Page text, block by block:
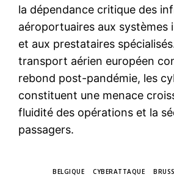
la dépendance critique des
aéroportuaires aux systèmes
et aux prestataires
transport aérien européen
rebond post-pandémie, les
constituent une menace
fluidité des opérations et la
passagers.
BELGIQUE CYBERATTAQUE